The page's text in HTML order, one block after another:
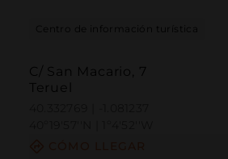
Centro de información turística
C/ San Macario, 7
Teruel